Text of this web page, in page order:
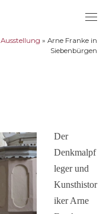
Ausstellung » Arne Franke in
Siebenbürgen
Der
Denkmalpf
leger und
Kunsthistor
iker Arne